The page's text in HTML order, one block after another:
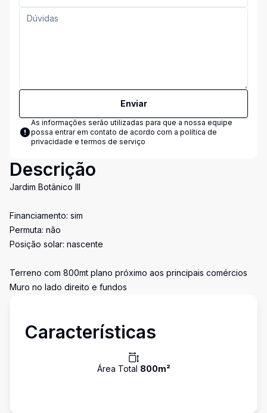
Enviar
As informações serão utilizadas para que a nossa equipe
possa entrar em contato de acordo com a política de
privacidade e termos de serviço
Descrição
Jardim Botânico III
Financiamento: sim
Permuta: não
Posição solar: nascente
Terreno com 800mt plano próximo aos principais comércios
Muro no lado direito e fundos
Características
Área Total 800m²